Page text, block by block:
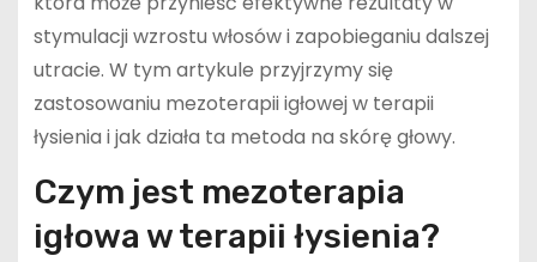
stymulacji wzrostu włosów i zapobieganiu dalszej
utracie. W tym artykule przyjrzymy się
zastosowaniu mezoterapii igłowej w terapii
łysienia i jak działa ta metoda na skórę głowy.
Czym jest mezoterapia
igłowa w terapii łysienia?